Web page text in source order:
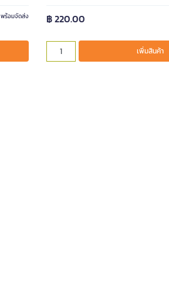
พร้อมจัดส่ง ฿ 220.00
เพิ่มสินค้า